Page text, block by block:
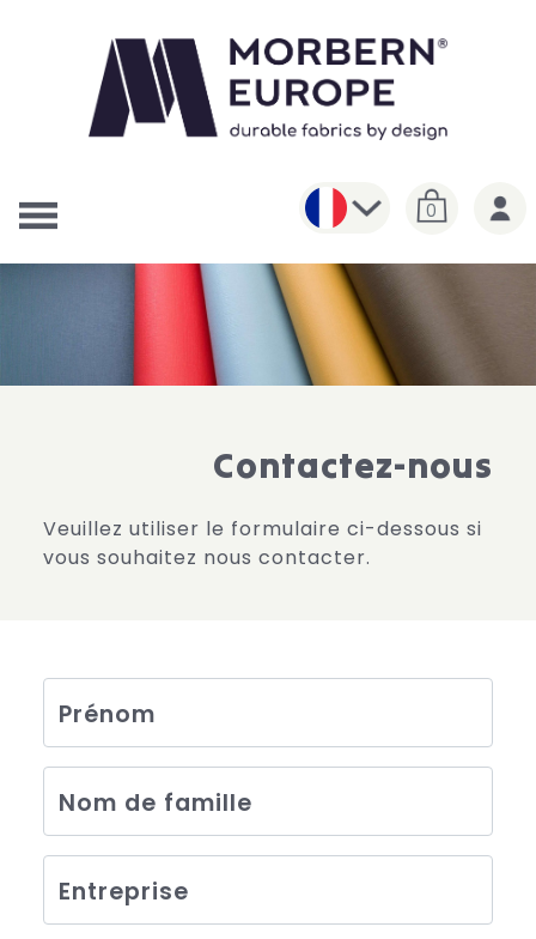
0
Contactez-nous
Veuillez utiliser le formulaire ci-dessous si
vous souhaitez nous contacter.
Prénom
Nom de famille
Entreprise